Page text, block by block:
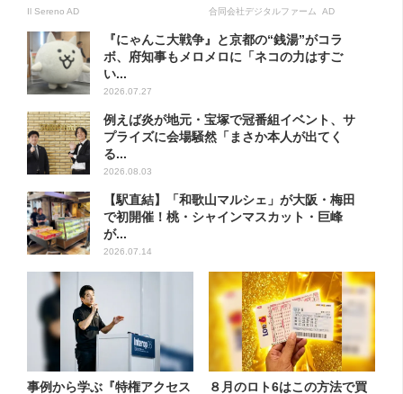
Il Sereno AD 合同会社デジタルファーム AD
『にゃんこ大戦争』と京都の“銭湯”がコラ
ボ、府知事もメロメロに「ネコの力はすご
い...
2026.07.27
例えば炎が地元・宝塚で冠番組イベント、サ
プライズに会場騒然「まさか本人が出てく
る...
2026.08.03
【駅直結】「和歌山マルシェ」が大阪・梅田
で初開催！桃・シャインマスカット・巨峰
が...
2026.07.14
事例から学ぶ『特権アクセス ８月のロト6はこの方法で買